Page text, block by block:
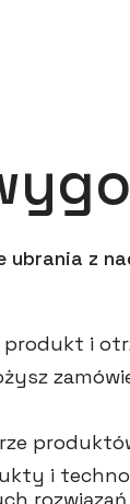
ubrania z
i
i